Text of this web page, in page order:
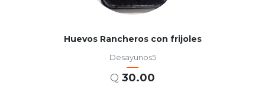
Huevos Rancheros con frijoles
Desayunos5
Q 30.00